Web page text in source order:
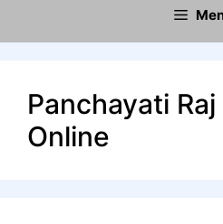
Panchayati
Online